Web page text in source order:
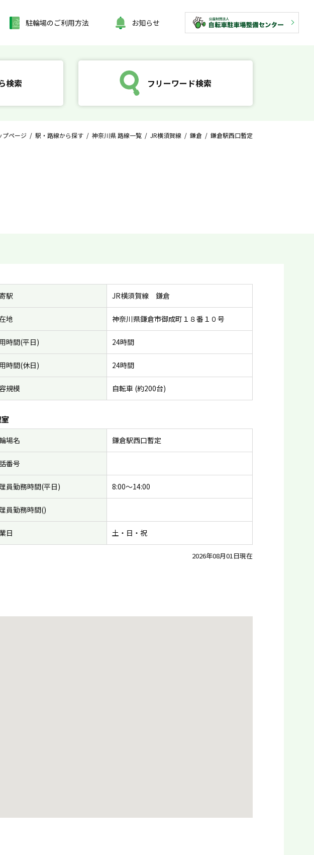
駐輪場のご利用方法 お知らせ
検索 フリーワード検索
プページ / 駅・路線から探す / 神奈川県 路線一覧 / JR横須賀線 / 鎌倉 / 鎌倉駅西口暫定
駅 JR横須賀線 鎌倉
地 神奈川県鎌倉市御成町１８番１０号
時間(平日) 24時間
時間(休日) 24時間
規模 自転車 (約200台)
場名 鎌倉駅西口暫定
番号
員勤務時間(平日) 8:00〜14:00
員勤務時間()
日 土・日・祝
2026年08月01日現在